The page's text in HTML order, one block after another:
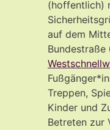
(hoffentlich)
auf dem
Treppen,
Kinder und
Betreten zur